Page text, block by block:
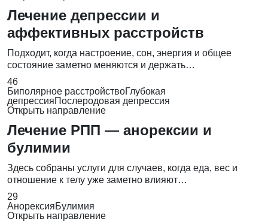
Лечение депрессии и
аффективных расстройств
Подходит, когда настроение, сон, энергия и общее
состояние заметно меняются и держать…
46
Биполярное расстройствоГлубокая
депрессияПослеродовая депрессия
Открыть направление
Лечение РПП — анорексии и
булимии
Здесь собраны услуги для случаев, когда еда, вес и
отношение к телу уже заметно влияют…
29
АнорексияБулимия
Открыть направление